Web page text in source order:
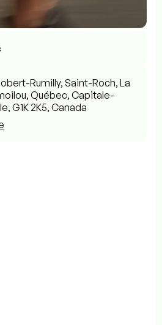
Rumilly, Saint-Roch, La
Québec, Capitale-
G1K 2K5, Canada